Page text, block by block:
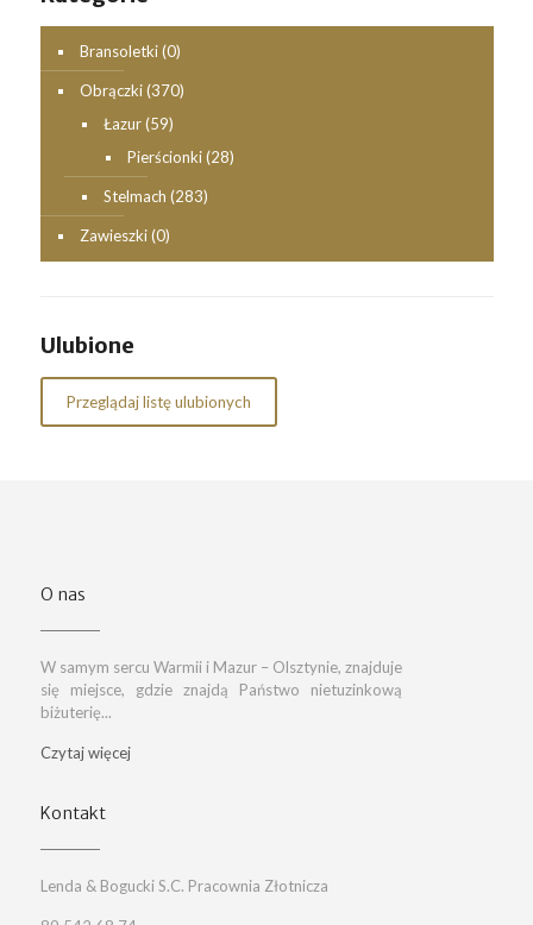
Bransoletki (0)
Obrączki (370)
Łazur (59)
Pierścionki (28)
Stelmach (283)
Zawieszki (0)
Ulubione
Przeglądaj listę ulubionych
O nas
W samym sercu Warmii i Mazur – Olsztynie, znajduje
się miejsce, gdzie znajdą Państwo nietuzinkową
biżuterię...
Czytaj więcej
Kontakt
Lenda & Bogucki S.C. Pracownia Złotnicza